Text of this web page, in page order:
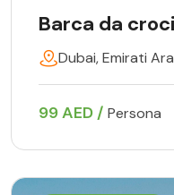
Barca da
Dubai, Emirati
99 AED / Persona